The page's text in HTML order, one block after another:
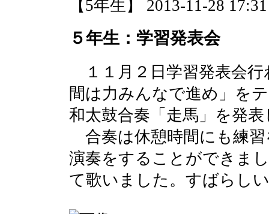
【5年生】 2013-11-28
５年生：学習発表会
１１月２日学習発表会
間は力みんなで進め」を
和太鼓合奏「走馬」を発
合奏は休憩時間にも練
演奏をすることができま
て歌いました。すばらし